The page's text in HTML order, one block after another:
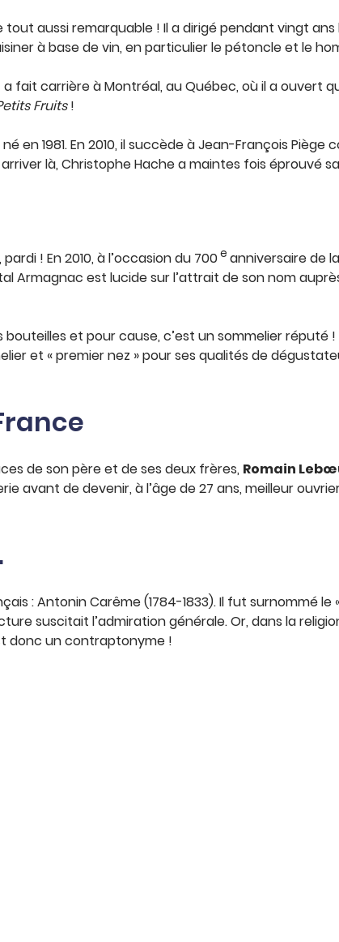
aussi remarquable ! Il a dirigé pendant vingt
à base de vin, en particulier le pétoncle et le
a fait carrière à Montréal, au Québec, où il a ouvert
Fruits!
né en 1981. En 2010, il succède à Jean-François
arriver là, Christophe Hache a maintes fois éprouvé
pardi ! En 2010, à l’occasion du 700e anniversaire de
Armagnac est lucide sur l’attrait de son nom
bouteilles et pour cause, c’est un sommelier réputé
et « premier nez » pour ses qualités de
de son père et de ses deux frères, Romain
avant de devenir, à l’âge de 27 ans, meilleur
: Antonin Carême (1784-1833). Il fut surnommé le
suscitait l’admiration générale. Or, dans la
donc un contraptonyme !